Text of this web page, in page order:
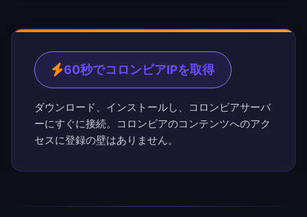
60秒でコロンビアIPを取得
ダウンロード、インストールし、コロンビアサーバ
ーにすぐに接続。コロンビアのコンテンツへのアク
セスに登録の壁はありません。